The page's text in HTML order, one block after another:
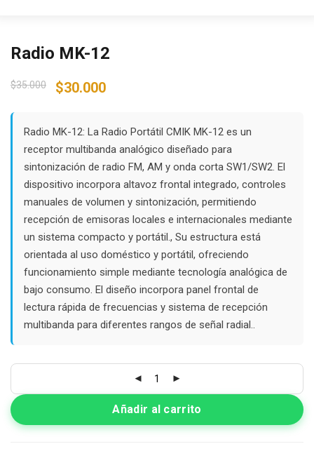
Radio MK-12
$35.000
Original
$35.000.
$30.000Current
$30.000.
Radio MK-12: La Radio Portátil CMIK MK-12 es un
receptor multibanda analógico diseñado para
sintonización de radio FM, AM y onda corta SW1/SW2. El
dispositivo incorpora altavoz frontal integrado, controles
manuales de volumen y sintonización, permitiendo
recepción de emisoras locales e internacionales mediante
un sistema compacto y portátil., Su estructura está
orientada al uso doméstico y portátil, ofreciendo
funcionamiento simple mediante tecnología analógica de
bajo consumo. El diseño incorpora panel frontal de
lectura rápida de frecuencias y sistema de recepción
multibanda para diferentes rangos de señal radial..
Añadir al carrito